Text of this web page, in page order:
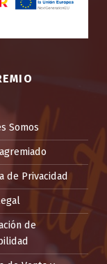
Somos
de Privacidad
de